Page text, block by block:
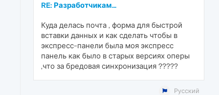
RE: Разработчикам...
Куда делась почта , форма для быстрой
вставки данных и как сделать чтобы в
экспресс-панели была моя экспресс
панель как было в старых версиях оперы
,что за бредовая синхронизация ?????
Русский